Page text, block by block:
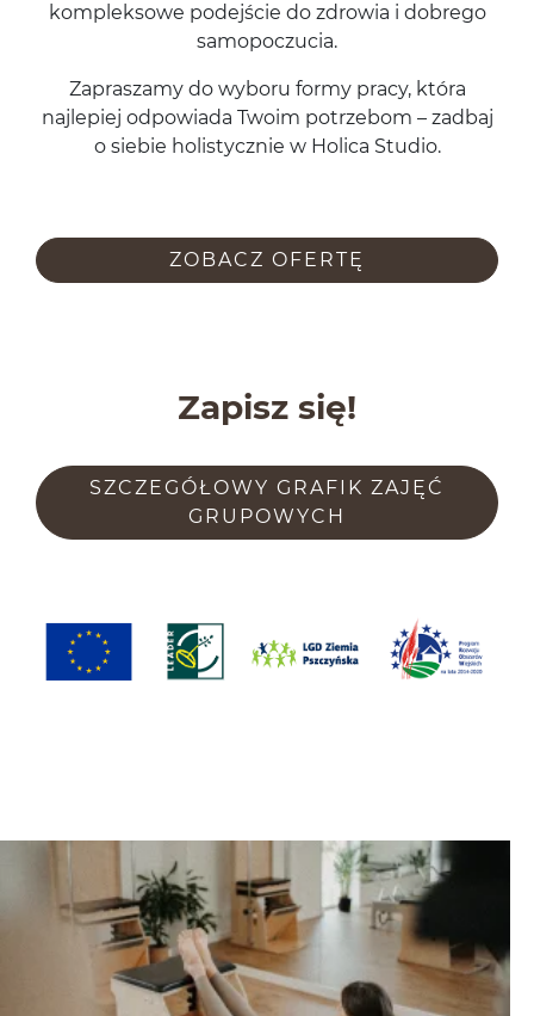
kom­plek­sowe pode­jś­cie do zdrowia i dobrego
samopoczucia.
Zapraszamy do wyboru formy pracy, która
najlepiej odpowiada Twoim potrze­bom – zad­baj
o siebie holisty­cznie w Holica Studio.
ZOBACZ OFERTĘ
Zapisz się!
SZCZEGÓŁOWY GRAFIK ZAJĘĆ
GRUPOWYCH
Aktualności(zajawki